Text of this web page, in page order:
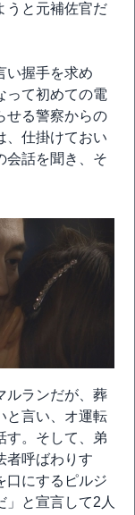
うと元補佐官だ
い握手を求め
って初めての電
せる警察からの
、仕掛けておい
会話を聞き、そ
ルランだが、葬
と言い、オ運転
す。そして、弟
者呼ばわりす
口にするピルジ
」と宣言して2人